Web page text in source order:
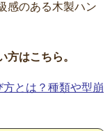
感のある木製ハン
はこちら。
とは？種類や型崩